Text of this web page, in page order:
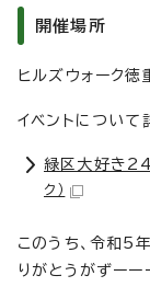
開催場所
ヒルズウォーク
イベントについて
緑区大好き24
ク）
このうち、令和5
りがとうがずーー